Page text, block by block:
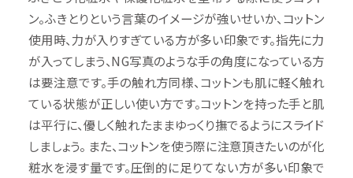
ン。ふきとりという言葉のイメージが強いせいか、コットン
使用時、力が入りすぎている方が多い印象です。指先に力
が入ってしまう、NG写真のような手の角度になっている方
は要注意です。手の触れ方同様、コットンも肌に軽く触れ
ている状態が正しい使い方です。コットンを持った手と肌
は平行に、優しく触れたままゆっくり撫でるようにスライド
しましょう。 また、コットンを使う際に注意頂きたいのが化
粧水を浸す量です。圧倒的に足りてない方が多い印象で